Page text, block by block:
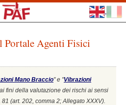
Portale Agenti Fisici
Mano Braccio" e "Vibrazioni
fini della valutazione dei rischi ai sensi
(art. 202, comma 2; Allegato XXXV).